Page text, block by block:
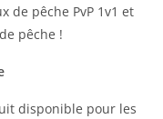
de pêche PvP 1v1 et
pêche !
disponible pour les